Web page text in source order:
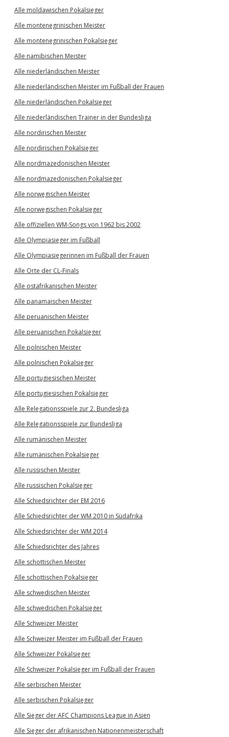
Alle moldawischen Pokalsieger
Alle montenegrinischen Meister
Alle montenegrinischen Pokalsieger
Alle namibischen Meister
Alle niederländischen Meister
Alle niederländischen Meister im Fußball der Frauen
Alle niederländischen Pokalsieger
Alle niederländischen Trainer in der Bundesliga
Alle nordirischen Meister
Alle nordirischen Pokalsieger
Alle nordmazedonischen Meister
Alle nordmazedonischen Pokalsieger
Alle norwegischen Meister
Alle norwegischen Pokalsieger
Alle offiziellen WM-Songs von 1962 bis 2002
Alle Olympiasieger im Fußball
Alle Olympiasiegerinnen im Fußball der Frauen
Alle Orte der CL-Finals
Alle ostafrikanischen Meister
Alle panamaischen Meister
Alle peruanischen Meister
Alle peruanischen Pokalsieger
Alle polnischen Meister
Alle polnischen Pokalsieger
Alle portugiesischen Meister
Alle portugiesischen Pokalsieger
Alle Relegationsspiele zur 2. Bundesliga
Alle Relegationsspiele zur Bundesliga
Alle rumänischen Meister
Alle rumänischen Pokalsieger
Alle russischen Meister
Alle russischen Pokalsieger
Alle Schiedsrichter der EM 2016
Alle Schiedsrichter der WM 2010 in Südafrika
Alle Schiedsrichter der WM 2014
Alle Schiedsrichter des Jahres
Alle schottischen Meister
Alle schottischen Pokalsieger
Alle schwedischen Meister
Alle schwedischen Pokalsieger
Alle Schweizer Meister
Alle Schweizer Meister im Fußball der Frauen
Alle Schweizer Pokalsieger
Alle Schweizer Pokalsieger im Fußball der Frauen
Alle serbischen Meister
Alle serbischen Pokalsieger
Alle Sieger der AFC Champions League in Asien
Alle Sieger der afrikanischen Nationenmeisterschaft